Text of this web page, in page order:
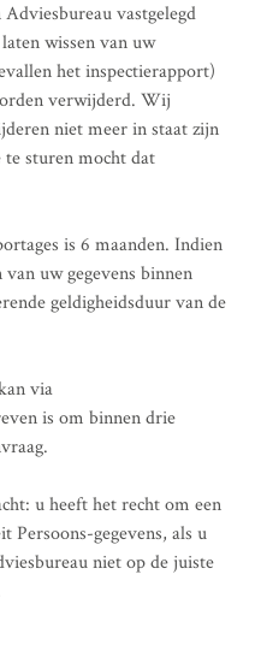
vastgelegd
wissen van uw
het inspectierapport)
verwijderd. Wij
niet meer in staat zijn
sturen mocht dat
is 6 maanden. Indien
uw gegevens binnen
geldigheidsduur van de
via
is om binnen drie
u heeft het recht om een
gegevens, als u
niet op de juiste